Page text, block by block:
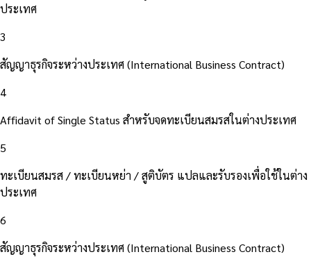
ประเทศ
3
สัญญาธุรกิจระหว่างประเทศ (International Business Contract)
4
Affidavit of Single Status สำหรับจดทะเบียนสมรสในต่างประเทศ
5
ทะเบียนสมรส / ทะเบียนหย่า / สูติบัตร แปลและรับรองเพื่อใช้ในต่าง
ประเทศ
6
สัญญาธุรกิจระหว่างประเทศ (International Business Contract)